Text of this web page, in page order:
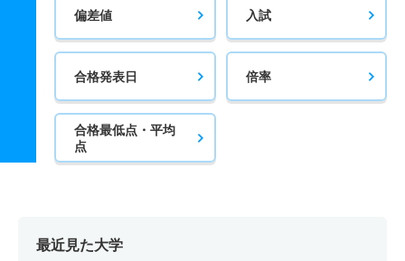
偏差値 入試
合格発表日 倍率
合格最低点・平均
点
最近見た大学